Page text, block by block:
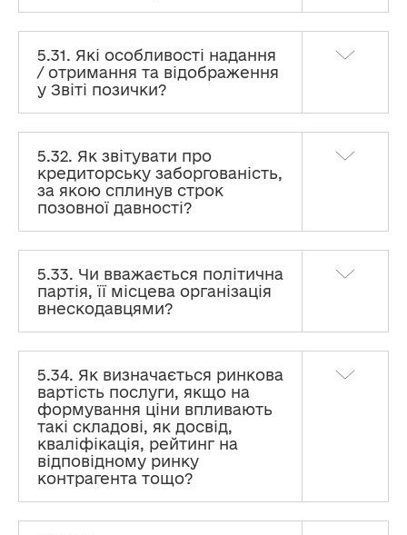
5.31. Які особливості надання
/ отримання та відображення
у Звіті позички?
5.32. Як звітувати про
кредиторську заборгованість,
за якою сплинув строк
позовної давності?
5.33. Чи вважається політична
партія, її місцева організація
внескодавцями?
5.34. Як визначається ринкова
вартість послуги, якщо на
формування ціни впливають
такі складові, як досвід,
кваліфікація, рейтинг на
відповідному ринку
контрагента тощо?